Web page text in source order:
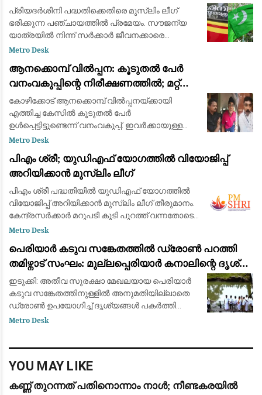
ജീവനക്കാരെ സൗജന്യയാത്രയിൽ നിന്ന്
ഒഴിവാക്കണമെന്ന് പ്രമേയം
പ്രിയദർശിനി പദ്ധതിക്കെതിരെ മുസ്ലിം ലീഗ്
ഭരിക്കുന്ന പഞ്ചായത്തിൽ പ്രമേയം. സൗജന്യ
യാത്രയിൽ നിന്ന് സർക്കാർ ജീവനക്കാരെ
ഒഴിവാക്കണമെന്ന് ആവശ്യം. പദ്ധതി പുനഃ
അവതരിപ്
Metro Desk
ആനക്കൊമ്പ് വിൽപ്പന: കൂടുതൽ പേർ
വനംവകുപ്പിന്റെ നിരീക്ഷണത്തിൽ; മറ്റ്
ജില്ലകളിലേക്കും അന്വേഷണം
കോഴിക്കോട് ആനക്കൊമ്പ് വിൽപ്പനയ്ക്കായി
എത്തിച്ച കേസിൽ കൂടുതൽ പേർ
ഉൾപ്പെട്ടിട്ടുണ്ടെന്ന് വനംവകുപ്പ്. ഇവർക്കായുള്ള
അന്വേഷണം ആരംഭിച്ചു. ഇന്നലെ
റിമാൻഡ് ചെയ്തു.സംസ്ഥാനത്
Metro Desk
പിഎം ശ്രീ; യുഡിഎഫ് യോഗത്തില്‍ വിയോജിപ്പ്
അറിയിക്കാന്‍ മുസ്ലിം ലീഗ്
പിഎം ശ്രീ പദ്ധതിയില്‍ യുഡിഎഫ് യോഗത്തില്‍
വിയോജിപ്പ് അറിയിക്കാന്‍ മുസ്ലിം ലീഗ് തീരുമാനം.
കേന്ദ്രസര്‍ക്കാര്‍ മറുപടി കൂടി പുറത്ത് വന്നതോടെ
പിന്മാറിയില്ലെങ്കില്‍ തിരിച്ചടിയെന്നാണ് ലീഗ്
Metro Desk
പെരിയാർ കടുവ സങ്കേതത്തിൽ ഡ്രോൺ പറത്തി
തമിഴ്നാട് സംഘം: മുല്ലപ്പെരിയാർ കനാലിന്റെ ദൃശ്യം
പകർത്തി
ഇടുക്കി: അതീവ സുരക്ഷാ മേഖലയായ പെരിയാർ
കടുവ സങ്കേതത്തിനുള്ളിൽ അനുമതിയില്ലാതെ
ഡ്രോൺ ഉപയോഗിച്ച് ദൃശ്യങ്ങൾ പകർത്തി
തമിഴ്നാട് സംഘം. വനംവകുപ്പിന്റെയോ
Metro Desk
YOU MAY LIKE
കണ്ണ് തുറന്നത് പതിനൊന്നാം നാള്‍; നീണ്ടകരയില്‍